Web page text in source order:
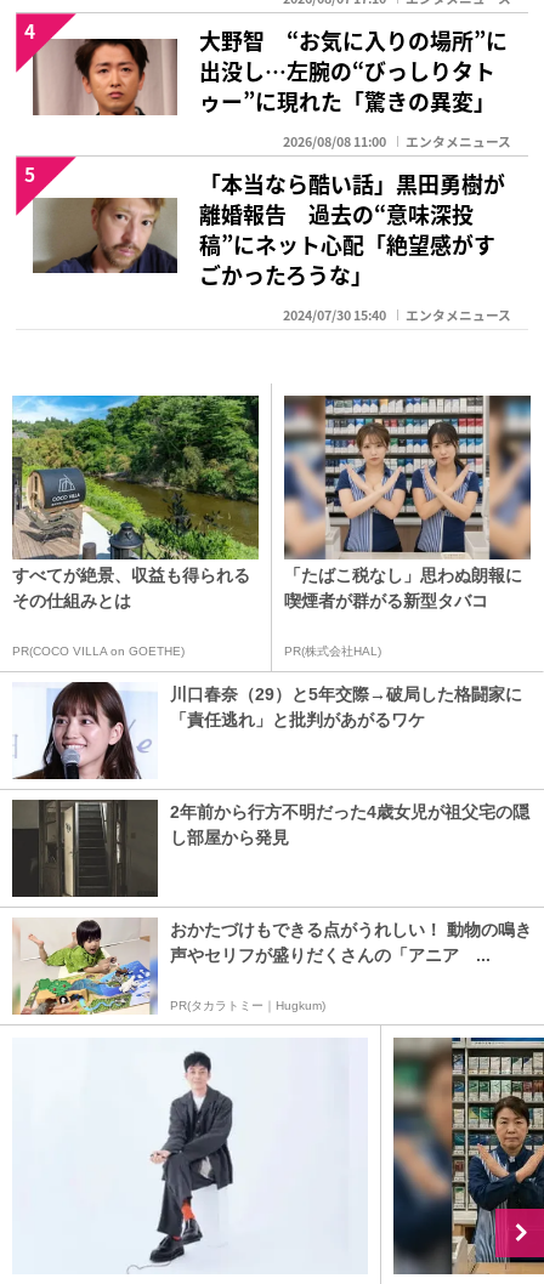
大野智 “お気に入りの場所”に
出没し…左腕の“びっしりタト
ゥー”に現れた「驚きの異変」
2026/08/08 11:00 エンタメニュース
4
「本当なら酷い話」黒田勇樹が
離婚報告 過去の“意味深投
稿”にネット心配「絶望感がす
ごかったろうな」
2024/07/30 15:40 エンタメニュース
5
すべてが絶景、収益も得られる
その仕組みとは
PR(COCO VILLA on GOETHE)
「たばこ税なし」思わぬ朗報に
喫煙者が群がる新型タバコ
PR(株式会社HAL)
川口春奈（29）と5年交際→破局した格闘家に
「責任逃れ」と批判があがるワケ
2年前から行方不明だった4歳女児が祖父宅の隠
し部屋から発見
おかたづけもできる点がうれしい！ 動物の鳴き
声やセリフが盛りだくさんの「アニア ...
PR(タカラトミー｜Hugkum)